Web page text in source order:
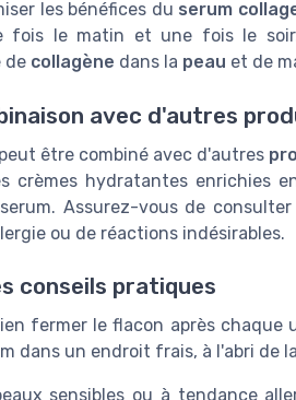
les bénéfices du serum
fois le matin et une fois le
de collagène dans la peau et de
avec d'autres
être combiné avec d'autres
crèmes hydratantes enrichies
Assurez-vous de
ou de réactions indésirables.
conseils pratiques
fermer le flacon après
dans un endroit frais, à l'abri de
sensibles ou à tendance